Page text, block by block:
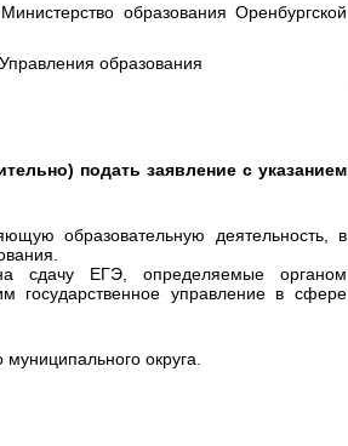
образования Оренбургской
образования
подать заявление с указанием
образовательную деятельность, в
сдачу ЕГЭ, определяемые органом
государственное управление в сфере
округа.